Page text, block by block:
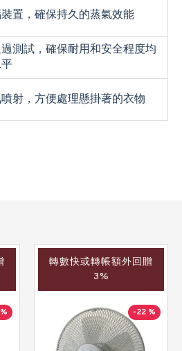
置，確保持久的蒸氣效能
測試，確保耐用和安全程度均
射，方便處理懸掛著的衣物
轉數快或轉帳額外回贈
3%
-22 %